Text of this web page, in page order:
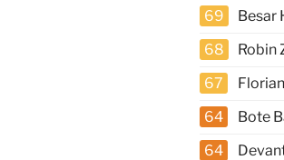
69
Besar
68
Robin
67
64
Bote
64